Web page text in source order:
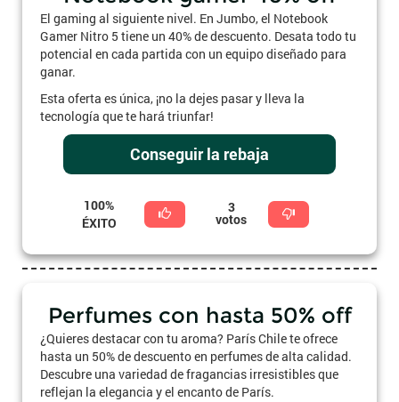
El gaming al siguiente nivel. En Jumbo, el Notebook
Gamer Nitro 5 tiene un 40% de descuento. Desata todo tu
potencial en cada partida con un equipo diseñado para
ganar.
Esta oferta es única, ¡no la dejes pasar y lleva la
tecnología que te hará triunfar!
Conseguir la rebaja
100%
ÉXITO
3
votos
Perfumes con hasta 50% off
¿Quieres destacar con tu aroma? París Chile te ofrece
hasta un 50% de descuento en perfumes de alta calidad.
Descubre una variedad de fragancias irresistibles que
reflejan la elegancia y el encanto de París.